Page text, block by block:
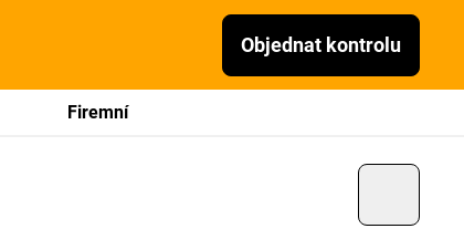
Objednat kontrolu
Firemní